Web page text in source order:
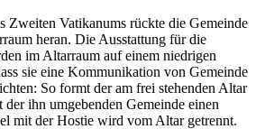
Zweiten Vatikanums rückte die Gemeinde
heran. Die Ausstattung für die
im Altarraum auf einem niedrigen
sie eine Kommunikation von Gemeinde
So formt der am frei stehenden Altar
der ihn umgebenden Gemeinde einen
mit der Hostie wird vom Altar getrennt.